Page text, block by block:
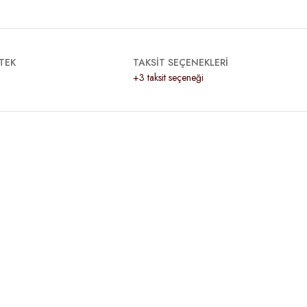
TAKSİT SEÇENEKLERİ
+3 taksit seçeneği